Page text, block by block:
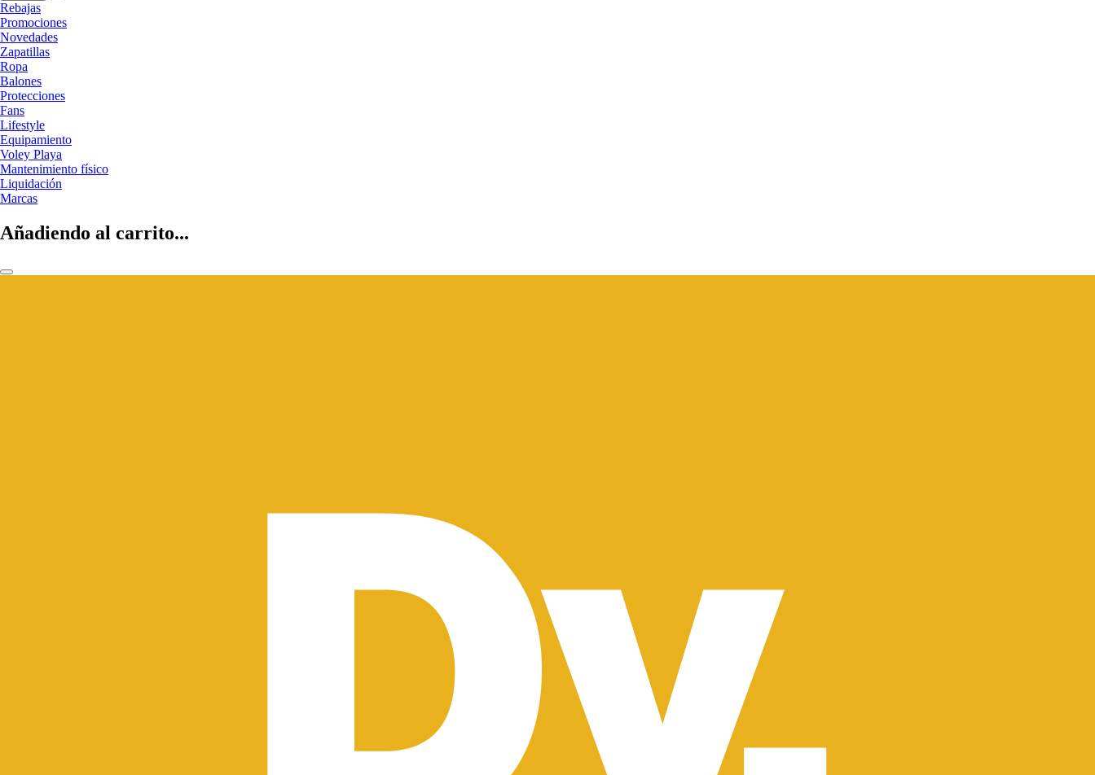
Rebajas
Promociones
Novedades
Zapatillas
Ropa
Balones
Protecciones
Fans
Lifestyle
Equipamiento
Voley Playa
Mantenimiento físico
Liquidación
Marcas
Añadiendo al carrito...